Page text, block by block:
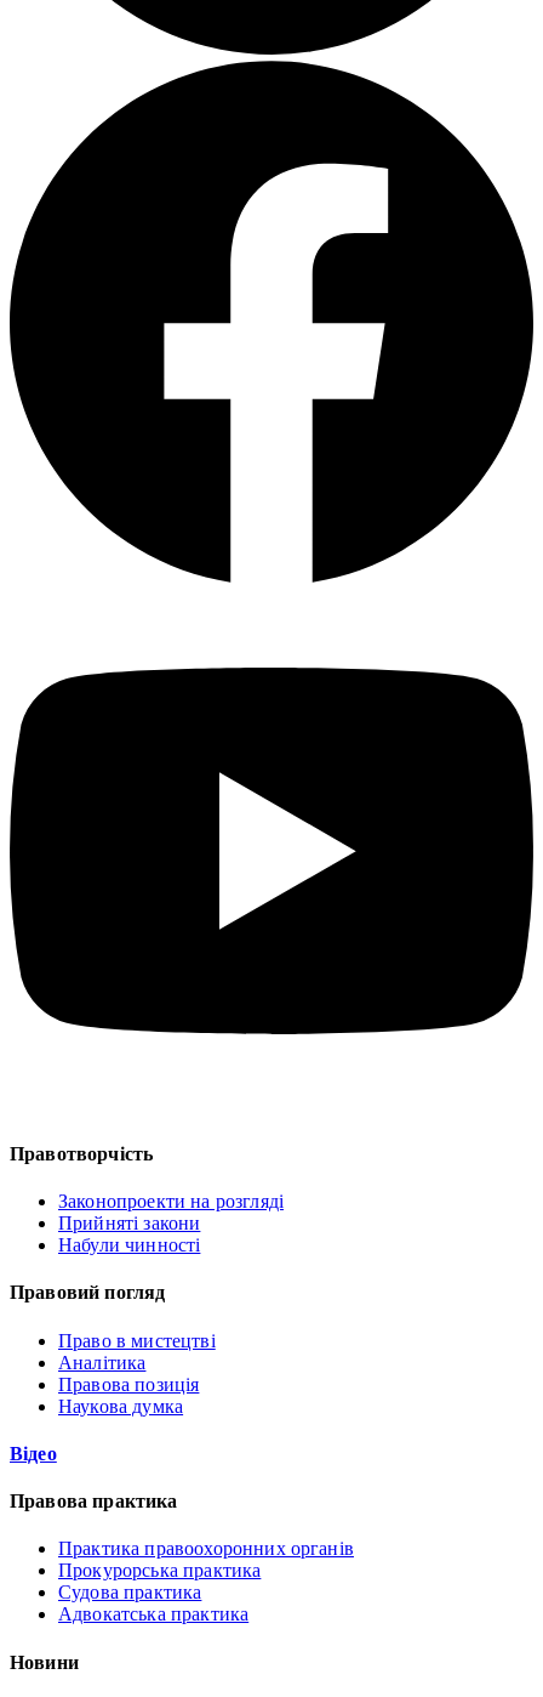
Правотворчість
Законопроекти на розгляді
Прийняті закони
Набули чинності
Правовий погляд
Право в мистецтві
Аналітика
Правова позиція
Наукова думка
Відео
Правова практика
Практика правоохоронних органів
Прокурорська практика
Судова практика
Адвокатська практика
Новини